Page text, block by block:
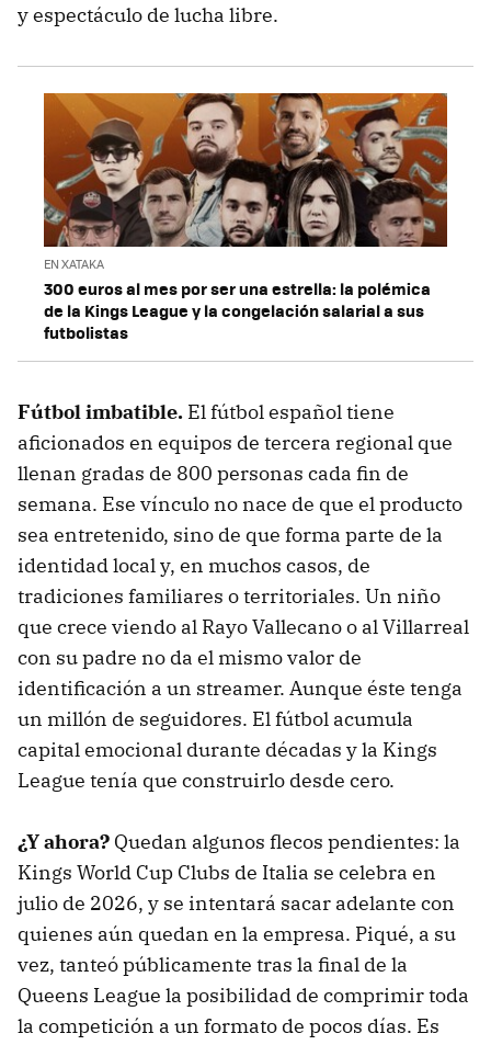
y espectáculo de lucha libre.
EN XATAKA
300 euros al mes por ser una estrella: la polémica
de la Kings League y la congelación salarial a sus
futbolistas
Fútbol imbatible. El fútbol español tiene
aficionados en equipos de tercera regional que
llenan gradas de 800 personas cada fin de
semana. Ese vínculo no nace de que el producto
sea entretenido, sino de que forma parte de la
identidad local y, en muchos casos, de
tradiciones familiares o territoriales. Un niño
que crece viendo al Rayo Vallecano o al Villarreal
con su padre no da el mismo valor de
identificación a un streamer. Aunque éste tenga
un millón de seguidores. El fútbol acumula
capital emocional durante décadas y la Kings
League tenía que construirlo desde cero.
¿Y ahora? Quedan algunos flecos pendientes: la
Kings World Cup Clubs de Italia se celebra en
julio de 2026, y se intentará sacar adelante con
quienes aún quedan en la empresa. Piqué, a su
vez, tanteó públicamente tras la final de la
Queens League la posibilidad de comprimir toda
la competición a un formato de pocos días. Es